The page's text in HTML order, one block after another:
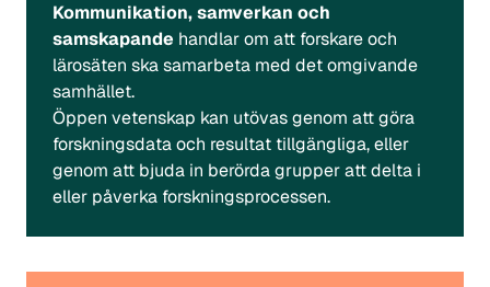
Kommunikation, samverkan och
samskapande handlar om att forskare och
lärosäten ska samarbeta med det omgivande
samhället.
Öppen vetenskap kan utövas genom att göra
forskningsdata och resultat tillgängliga, eller
genom att bjuda in berörda grupper att delta i
eller påverka forskningsprocessen.